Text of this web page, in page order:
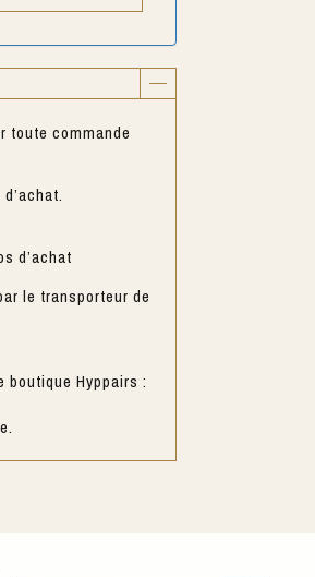
toute commande
d’achat
le transporteur de
boutique Hyppairs :